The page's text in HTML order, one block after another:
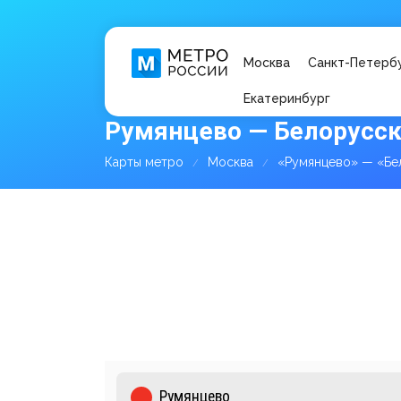
Москва Санкт-
Екатеринбург
Румянцево —
Карты метро Москва «Румянцево» —